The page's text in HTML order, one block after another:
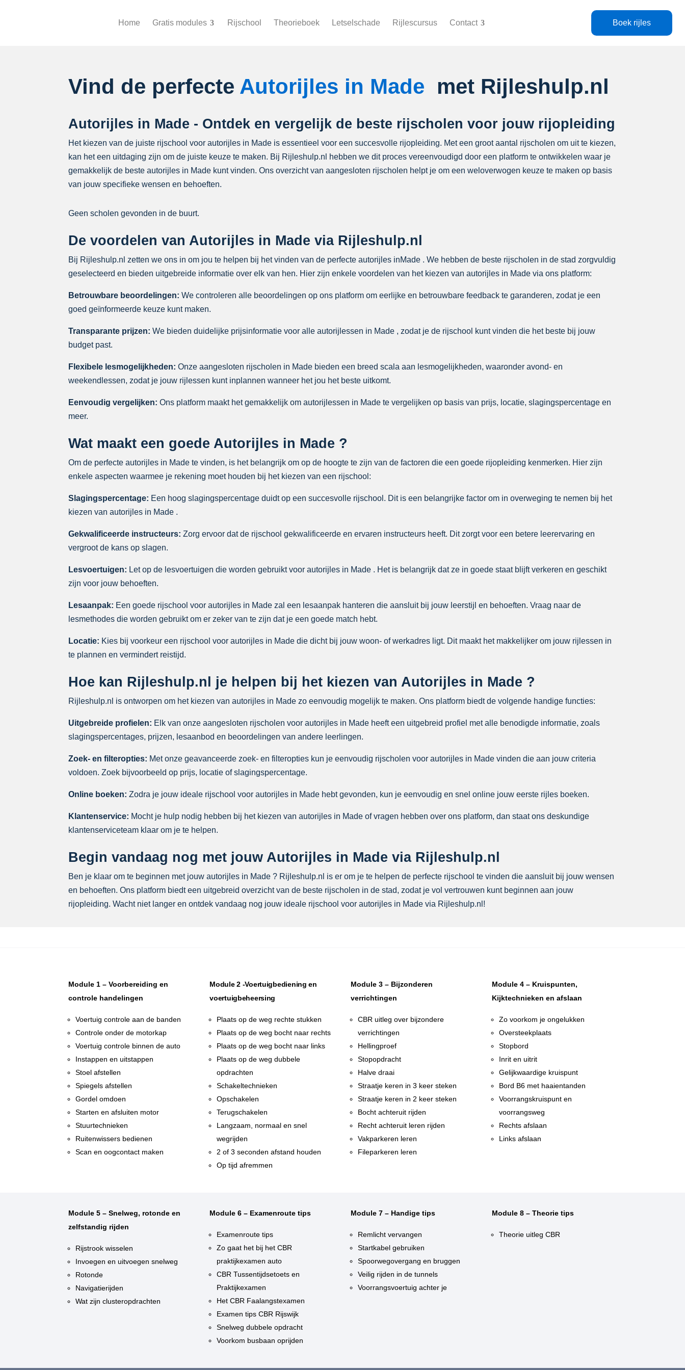
Home Gratis modules Rijschool Theorieboek Letselschade Rijlescursus Contact Boek rijles
Vind de perfecte Autorijles in Made met Rijleshulp.nl
Autorijles in Made - Ontdek en vergelijk de beste rijscholen voor jouw rijopleiding
Het kiezen van de juiste rijschool voor autorijles in Made is essentieel voor een succesvolle rijopleiding. Met een groot aantal rijscholen om uit te kiezen,
kan het een uitdaging zijn om de juiste keuze te maken. Bij Rijleshulp.nl hebben we dit proces vereenvoudigd door een platform te ontwikkelen waar je
gemakkelijk de beste autorijles in Made kunt vinden. Ons overzicht van aangesloten rijscholen helpt je om een weloverwogen keuze te maken op basis
van jouw specifieke wensen en behoeften.
Geen scholen gevonden in de buurt.
De voordelen van Autorijles in Made via Rijleshulp.nl
Bij Rijleshulp.nl zetten we ons in om jou te helpen bij het vinden van de perfecte autorijles inMade . We hebben de beste rijscholen in de stad zorgvuldig
geselecteerd en bieden uitgebreide informatie over elk van hen. Hier zijn enkele voordelen van het kiezen van autorijles in Made via ons platform:
Betrouwbare beoordelingen: We controleren alle beoordelingen op ons platform om eerlijke en betrouwbare feedback te garanderen, zodat je een
goed geïnformeerde keuze kunt maken.
Transparante prijzen: We bieden duidelijke prijsinformatie voor alle autorijlessen in Made , zodat je de rijschool kunt vinden die het beste bij jouw
budget past.
Flexibele lesmogelijkheden: Onze aangesloten rijscholen in Made bieden een breed scala aan lesmogelijkheden, waaronder avond- en
weekendlessen, zodat je jouw rijlessen kunt inplannen wanneer het jou het beste uitkomt.
Eenvoudig vergelijken: Ons platform maakt het gemakkelijk om autorijlessen in Made te vergelijken op basis van prijs, locatie, slagingspercentage en
meer.
Wat maakt een goede Autorijles in Made ?
Om de perfecte autorijles in Made te vinden, is het belangrijk om op de hoogte te zijn van de factoren die een goede rijopleiding kenmerken. Hier zijn
enkele aspecten waarmee je rekening moet houden bij het kiezen van een rijschool:
Slagingspercentage: Een hoog slagingspercentage duidt op een succesvolle rijschool. Dit is een belangrijke factor om in overweging te nemen bij het
kiezen van autorijles in Made .
Gekwalificeerde instructeurs: Zorg ervoor dat de rijschool gekwalificeerde en ervaren instructeurs heeft. Dit zorgt voor een betere leerervaring en
vergroot de kans op slagen.
Lesvoertuigen: Let op de lesvoertuigen die worden gebruikt voor autorijles in Made . Het is belangrijk dat ze in goede staat blijft verkeren en geschikt
zijn voor jouw behoeften.
Lesaanpak: Een goede rijschool voor autorijles in Made zal een lesaanpak hanteren die aansluit bij jouw leerstijl en behoeften. Vraag naar de
lesmethodes die worden gebruikt om er zeker van te zijn dat je een goede match hebt.
Locatie: Kies bij voorkeur een rijschool voor autorijles in Made die dicht bij jouw woon- of werkadres ligt. Dit maakt het makkelijker om jouw rijlessen in
te plannen en vermindert reistijd.
Hoe kan Rijleshulp.nl je helpen bij het kiezen van Autorijles in Made ?
Rijleshulp.nl is ontworpen om het kiezen van autorijles in Made zo eenvoudig mogelijk te maken. Ons platform biedt de volgende handige functies:
Uitgebreide profielen: Elk van onze aangesloten rijscholen voor autorijles in Made heeft een uitgebreid profiel met alle benodigde informatie, zoals
slagingspercentages, prijzen, lesaanbod en beoordelingen van andere leerlingen.
Zoek- en filteropties: Met onze geavanceerde zoek- en filteropties kun je eenvoudig rijscholen voor autorijles in Made vinden die aan jouw criteria
voldoen. Zoek bijvoorbeeld op prijs, locatie of slagingspercentage.
Online boeken: Zodra je jouw ideale rijschool voor autorijles in Made hebt gevonden, kun je eenvoudig en snel online jouw eerste rijles boeken.
Klantenservice: Mocht je hulp nodig hebben bij het kiezen van autorijles in Made of vragen hebben over ons platform, dan staat ons deskundige
klantenserviceteam klaar om je te helpen.
Begin vandaag nog met jouw Autorijles in Made via Rijleshulp.nl
Ben je klaar om te beginnen met jouw autorijles in Made ? Rijleshulp.nl is er om je te helpen de perfecte rijschool te vinden die aansluit bij jouw wensen
en behoeften. Ons platform biedt een uitgebreid overzicht van de beste rijscholen in de stad, zodat je vol vertrouwen kunt beginnen aan jouw
rijopleiding. Wacht niet langer en ontdek vandaag nog jouw ideale rijschool voor autorijles in Made via Rijleshulp.nl!
Module 1 – Voorbereiding en
controle handelingen
Voertuig controle aan de banden
Controle onder de motorkap
Voertuig controle binnen de auto
Instappen en uitstappen
Stoel afstellen
Spiegels afstellen
Gordel omdoen
Starten en afsluiten motor
Stuurtechnieken
Ruitenwissers bedienen
Scan en oogcontact maken
Module 2 -Voertuigbediening en
voertuigbeheersing
Plaats op de weg rechte stukken
Plaats op de weg bocht naar rechts
Plaats op de weg bocht naar links
Plaats op de weg dubbele
opdrachten
Schakeltechnieken
Opschakelen
Terugschakelen
Langzaam, normaal en snel
wegrijden
2 of 3 seconden afstand houden
Op tijd afremmen
Module 3 – Bijzonderen
verrichtingen
CBR uitleg over bijzondere
verrichtingen
Hellingproef
Stopopdracht
Halve draai
Straatje keren in 3 keer steken
Straatje keren in 2 keer steken
Bocht achteruit rijden
Recht achteruit leren rijden
Vakparkeren leren
Fileparkeren leren
Module 4 – Kruispunten,
Kijktechnieken en afslaan
Zo voorkom je ongelukken
Oversteekplaats
Stopbord
Inrit en uitrit
Gelijkwaardige kruispunt
Bord B6 met haaientanden
Voorrangskruispunt en
voorrangsweg
Rechts afslaan
Links afslaan
Module 5 – Snelweg, rotonde en
zelfstandig rijden
Rijstrook wisselen
Invoegen en uitvoegen snelweg
Rotonde
Navigatierijden
Wat zijn clusteropdrachten
Module 6 – Examenroute tips
Examenroute tips
Zo gaat het bij het CBR
praktijkexamen auto
CBR Tussentijdsetoets en
Praktijkexamen
Het CBR Faalangstexamen
Examen tips CBR Rijswijk
Snelweg dubbele opdracht
Voorkom busbaan oprijden
Module 7 – Handige tips
Remlicht vervangen
Startkabel gebruiken
Spoorwegovergang en bruggen
Veilig rijden in de tunnels
Voorrangsvoertuig achter je
Module 8 – Theorie tips
Theorie uitleg CBR